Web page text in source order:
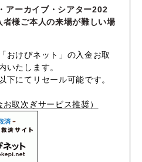
アーカイブ・シアター202
様ご本人の来場が難しい場
おけぴネット」の入金お取
いたします。
下にてリセール可能です。
取次ぎサービス推奨）